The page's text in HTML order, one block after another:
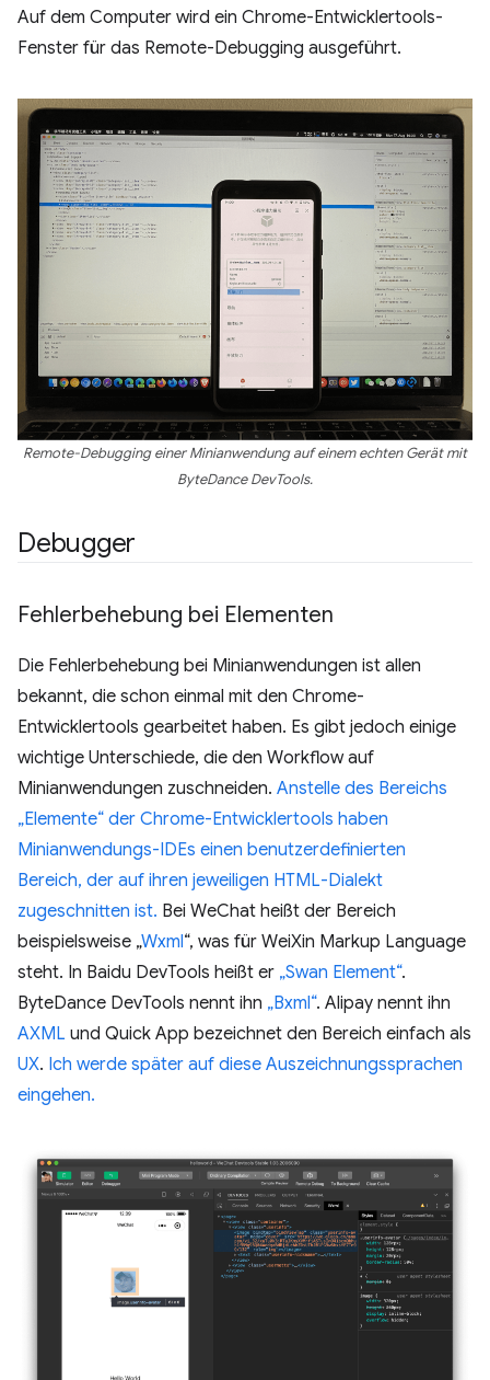
Auf dem Computer wird ein Chrome-Entwicklertools-
Fenster für das Remote-Debugging ausgeführt.
Remote-Debugging einer Minianwendung auf einem echten Gerät mit
ByteDance DevTools.
Debugger
Fehlerbehebung bei Elementen
Die Fehlerbehebung bei Minianwendungen ist allen
bekannt, die schon einmal mit den Chrome-
Entwicklertools gearbeitet haben. Es gibt jedoch einige
wichtige Unterschiede, die den Workflow auf
Minianwendungen zuschneiden. Anstelle des Bereichs
„Elemente“ der Chrome-Entwicklertools haben
Minianwendungs-IDEs einen benutzerdefinierten
Bereich, der auf ihren jeweiligen HTML-Dialekt
zugeschnitten ist. Bei WeChat heißt der Bereich
beispielsweise „Wxml“, was für WeiXin Markup Language
steht. In Baidu DevTools heißt er „Swan Element“.
ByteDance DevTools nennt ihn „Bxml“. Alipay nennt ihn
AXML und Quick App bezeichnet den Bereich einfach als
UX. Ich werde später auf diese Auszeichnungssprachen
eingehen.